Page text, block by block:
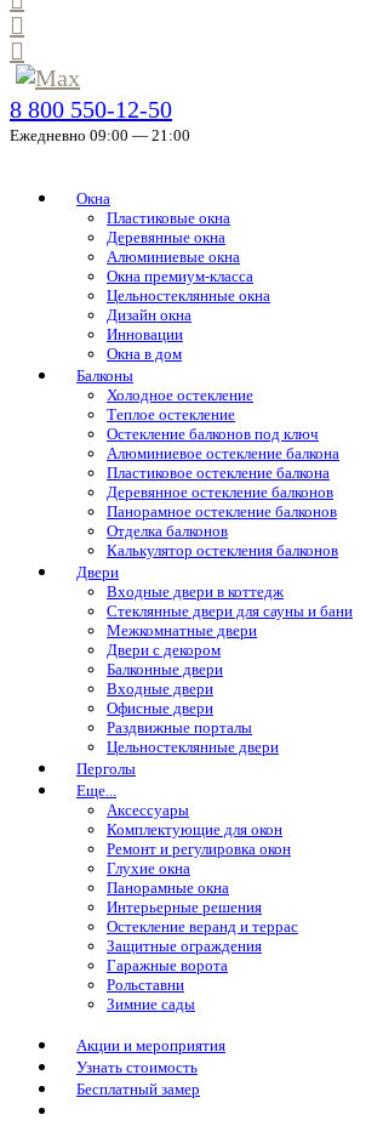
8 800 550-12-50
Ежедневно 09:00 — 21:00
Окна
Пластиковые окна
Деревянные окна
Алюминиевые окна
Окна премиум-класса
Цельностеклянные окна
Дизайн окна
Инновации
Окна в дом
Балконы
Холодное остекление
Теплое остекление
Остекление балконов под ключ
Алюминиевое остекление балкона
Пластиковое остекление балкона
Деревянное остекление балконов
Панорамное остекление балконов
Отделка балконов
Калькулятор остекления балконов
Двери
Входные двери в коттедж
Стеклянные двери для сауны и бани
Межкомнатные двери
Двери с декором
Балконные двери
Входные двери
Офисные двери
Раздвижные порталы
Цельностеклянные двери
Перголы
Еще...
Аксессуары
Комплектующие для окон
Ремонт и регулировка окон
Глухие окна
Панорамные окна
Интерьерные решения
Остекление веранд и террас
Защитные ограждения
Гаражные ворота
Рольставни
Зимние сады
Акции и мероприятия
Узнать стоимость
Бесплатный замер